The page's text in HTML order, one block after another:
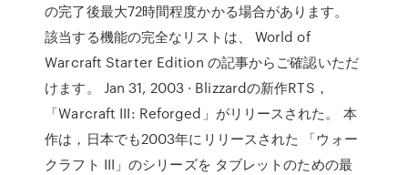
の完了後最大72時間程度かかる場合があります。
該当する機能の完全なリストは、 World of
Warcraft Starter Edition の記事からご確認いただ
けます。 Jan 31, 2003 · Blizzardの新作RTS，
「Warcraft III: Reforged」がリリースされた。 本
作は，日本でも2003年にリリースされた 「ウォー
クラフト III」のシリーズを タブレットのための最